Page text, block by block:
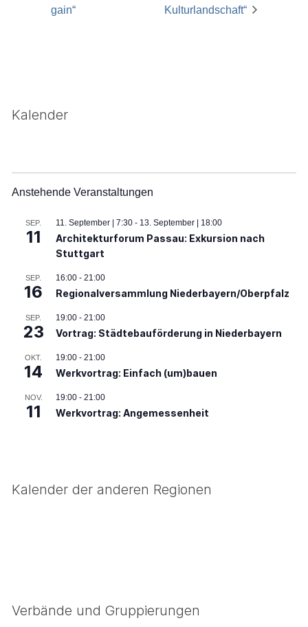
gain“
Kulturlandschaft“
Kalender
Anstehende Veranstaltungen
SEP.
11
11. September | 7:30- 13. September | 18:00
Architekturforum Passau: Exkursion nach
Stuttgart
SEP.
16
16:00- 21:00
Regionalversammlung Niederbayern/Oberpfalz
SEP.
23
19:00- 21:00
Vortrag: Städtebauförderung in Niederbayern
OKT.
14
19:00- 21:00
Werkvortrag: Einfach (um)bauen
NOV.
11
19:00- 21:00
Werkvortrag: Angemessenheit
Kalender der anderen Regionen
Verbände und Gruppierungen